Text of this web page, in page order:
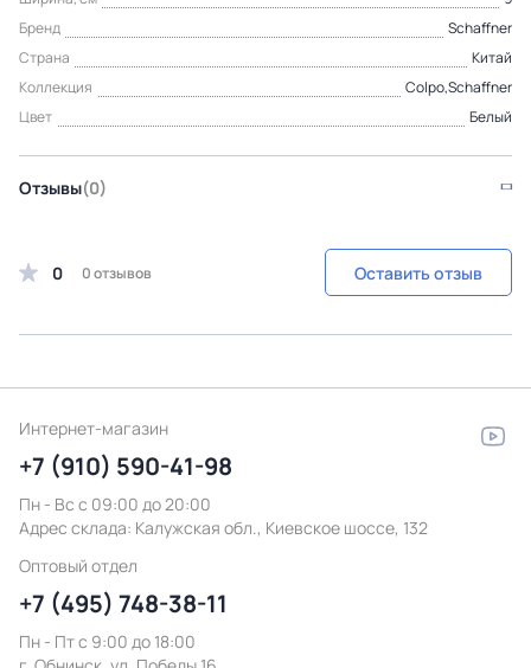
Бренд
Schaffner
Страна
Китай
Коллекция
Colpo,Schaffner
Цвет
Белый
Отзывы(0)
0 0 отзывов Оставить отзыв
Интернет-магазин
+7 (910) 590-41-98
Пн - Вс с 09:00 до 20:00
Адрес склада: Калужская обл., Киевское шоссе, 132
Оптовый отдел
+7 (495) 748-38-11
Пн - Пт c 9:00 до 18:00